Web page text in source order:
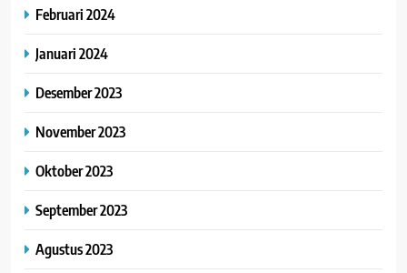
Februari 2024
Januari 2024
Desember 2023
November 2023
Oktober 2023
September 2023
Agustus 2023